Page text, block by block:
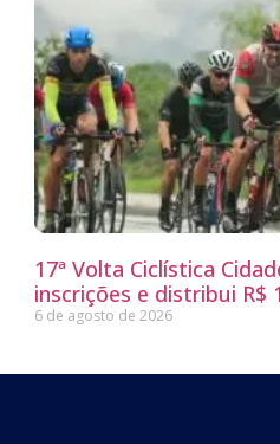
17ª Volta Ciclística
inscrições e distribui R$
6 de agosto de 2026